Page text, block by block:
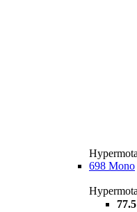
698 Mono